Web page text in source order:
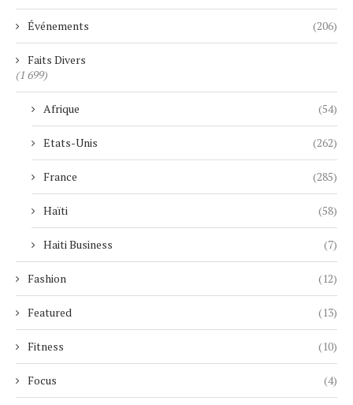
Événements (206)
Faits Divers
(1 699)
Afrique (54)
Etats-Unis (262)
France (285)
Haïti (58)
Haiti Business (7)
Fashion (12)
Featured (13)
Fitness (10)
Focus (4)